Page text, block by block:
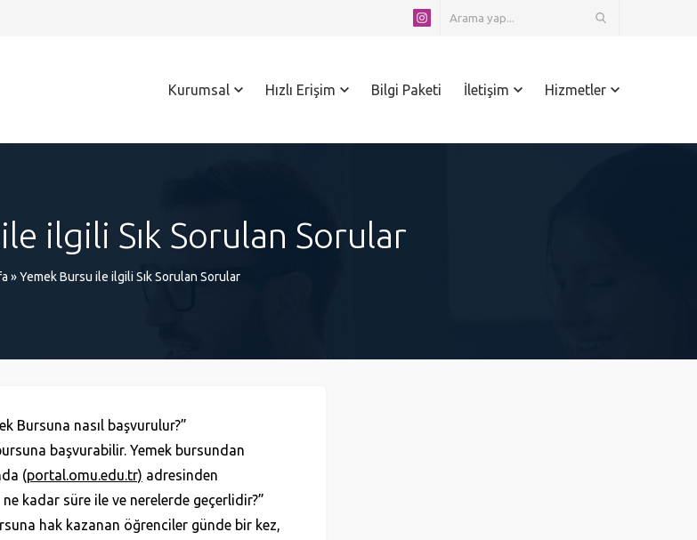
Kurumsal Hızlı Erişim Bilgi Paketi İletişim Hizmetler
ilgili Sık Sorulan Sorular
»Yemek Bursu ile ilgili Sık Sorulan Sorular
Bursuna nasıl başvurulur?”
başvurabilir. Yemek bursundan
(portal.omu.edu.tr) adresinden
kadar süre ile ve nerelerde geçerlidir?”
hak kazanan öğrenciler günde bir kez,